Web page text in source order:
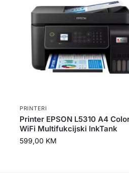
PRINTERI
Printer EPSON L5310 A4
WiFi Multifukcijski InkTank
599,00 KM